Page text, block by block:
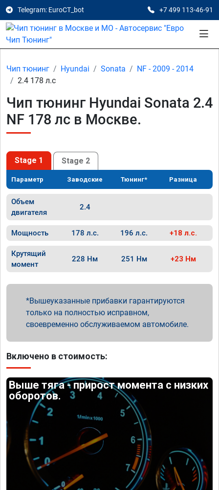
Telegram: EuroCT_bot +7 499 113-46-91
Чип тюнинг Hyundai Sonata
NF - 2009 - 2014
2.4 178 л.с
Чип тюнинг Hyundai Sonata 2.4
NF 178 лс в Москве.
Stage 1 Stage 2
Параметр Заводские Тюнинг* Разница
Объем
двигателя
2.4
Мощность 178 л.с. 196 л.с. +18 л.с.
Крутящий
момент
228 Нм 251 Нм +23 Нм
Вышеуказанные прибавки гарантируются
только на полностью исправном,
своевременно обслуживаемом автомобиле.
Включено в стоимость:
Выше тяга - прирост момента с низких
оборотов.